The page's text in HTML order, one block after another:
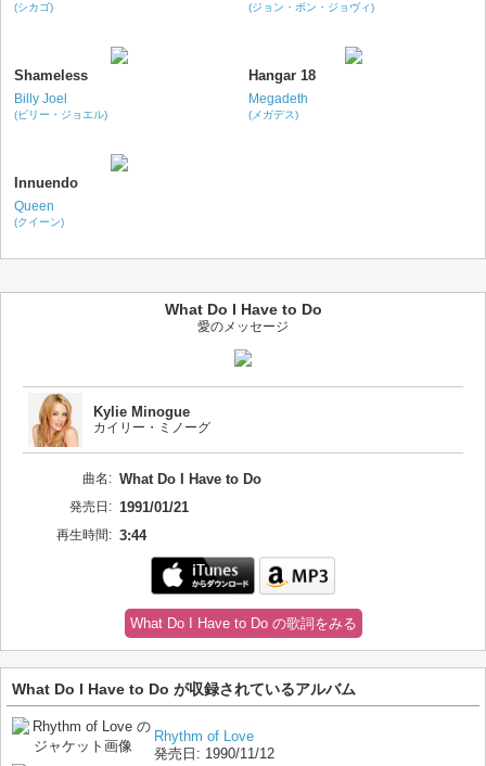
(シカゴ) (ジョン・ボン・ジョヴィ)
Shameless
Billy Joel
(ビリー・ジョエル)
Hangar 18
Megadeth
(メガデス)
Innuendo
Queen
(クイーン)
What Do I Have to Do
愛のメッセージ
Kylie Minogue
カイリー・ミノーグ
曲名: What Do I Have to Do
発売日: 1991/01/21
再生時間: 3:44
What Do I Have to Do の歌詞をみる
What Do I Have to Do が収録されているアルバム
Rhythm of Love
発売日: 1990/11/12